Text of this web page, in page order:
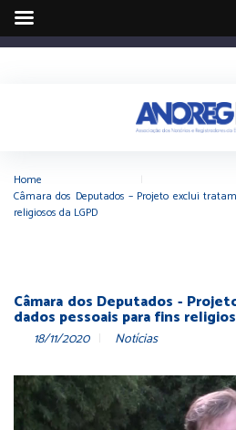
Home
Câmara dos Deputados – Projeto exclui
religiosos da LGPD
Câmara dos Deputados -
dados pessoais para fins
18/11/2020 Notícias